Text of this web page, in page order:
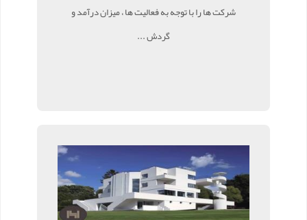
شرکت ها را با توجه به فعالیت ها ، میزان درآمد و
گردش ...